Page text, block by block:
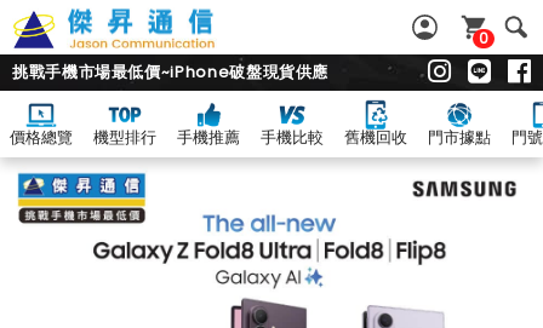
0
挑戰手機市場最低價~iPhone破盤現貨供應
價格總覽 機型排行 手機推薦 手機比較 舊機回收 門市據點 門